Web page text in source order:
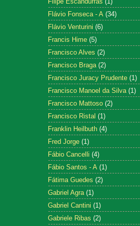
Flávio Fonseca - A (34)
Flávio Venturini (6)
Francis Hime (5)
Francisco Alves (2)
Francisco Braga (2)
Francisco Juracy Prudente (1)
Francisco Manoel da Silva (1)
Francisco Mattoso (2)
Francisco Ristal (1)
Franklin Heilbuth (4)
Fred Jorge (1)
Fábio Cancelli (4)
Fábio Santos - A (1)
Fátima Guedes (2)
Gabriel Agra (1)
Gabriel Cantini (1)
Gabriele Ribas (2)